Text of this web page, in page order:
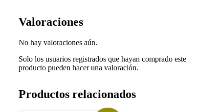
Valoraciones
No hay valoraciones aún.
Solo los usuarios registrados que hayan comprado este
producto pueden hacer una valoración.
Productos relacionados